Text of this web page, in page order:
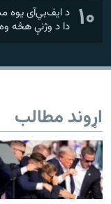
۱۰ د ایف‌بي‌آی یوه
دا د وژنې هڅه
اړوند مطالب